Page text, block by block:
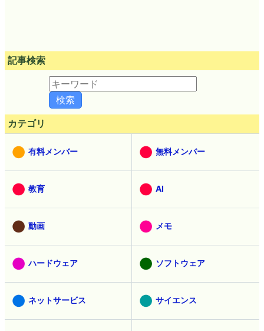
記事検索
カテゴリ
有料メンバー 無料メンバー
教育 AI
動画 メモ
ハードウェア ソフトウェア
ネットサービス サイエンス